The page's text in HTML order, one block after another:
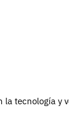
tecnología